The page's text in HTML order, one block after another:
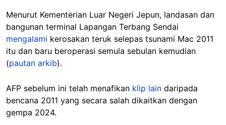
Menurut Kementerian Luar Negeri Jepun, landasan dan
bangunan terminal Lapangan Terbang Sendai
mengalami kerosakan teruk selepas tsunami Mac 2011
itu dan baru beroperasi semula sebulan kemudian
(pautan arkib).
AFP sebelum ini telah menafikan klip lain daripada
bencana 2011 yang secara salah dikaitkan dengan
gempa 2024.